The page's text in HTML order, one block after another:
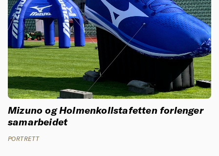
Mizuno og Holmenkollstafetten forlenger
samarbeidet
PORTRETT